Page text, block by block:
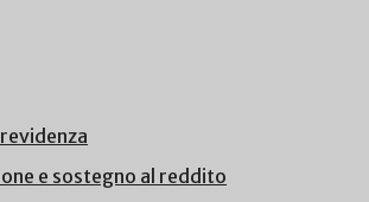
e sostegno al reddito